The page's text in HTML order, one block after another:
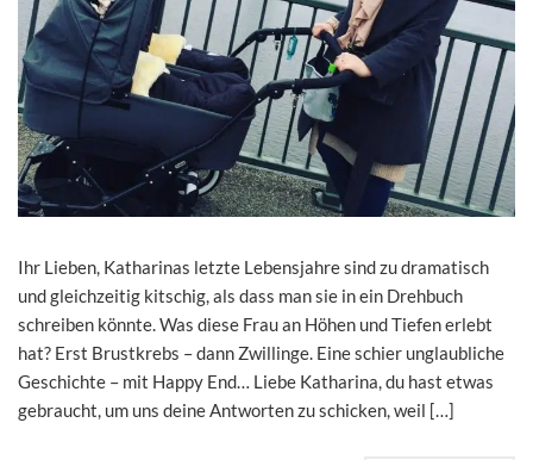
Ihr Lieben, Katharinas letzte Lebensjahre sind zu dramatisch
und gleichzeitig kitschig, als dass man sie in ein Drehbuch
schreiben könnte. Was diese Frau an Höhen und Tiefen erlebt
hat? Erst Brustkrebs – dann Zwillinge. Eine schier unglaubliche
Geschichte – mit Happy End… Liebe Katharina, du hast etwas
gebraucht, um uns deine Antworten zu schicken, weil […]